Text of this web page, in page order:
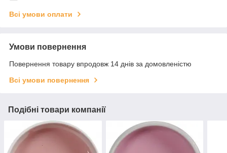
Всі умови оплати
Умови повернення
Повернення товару впродовж 14 днів за домовленістю
Всі умови повернення
Подібні товари компанії